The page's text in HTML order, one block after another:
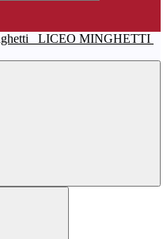
LICEO MINGHETTI